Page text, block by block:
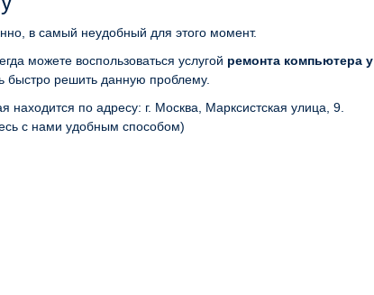
в самый неудобный для этого момент.
можете воспользоваться услугой ремонта компьютера у
быстро решить данную проблему.
по адресу: г. Москва, Марксистская улица, 9.
с нами удобным способом)